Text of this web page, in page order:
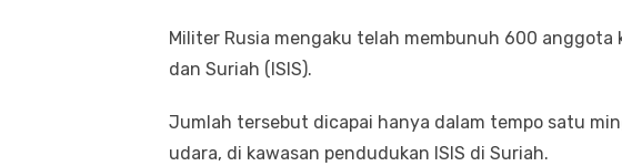
Militer Rusia mengaku telah membunuh 600 anggota
dan Suriah (ISIS).
Jumlah tersebut dicapai hanya dalam tempo satu
udara, di kawasan pendudukan ISIS di Suriah.